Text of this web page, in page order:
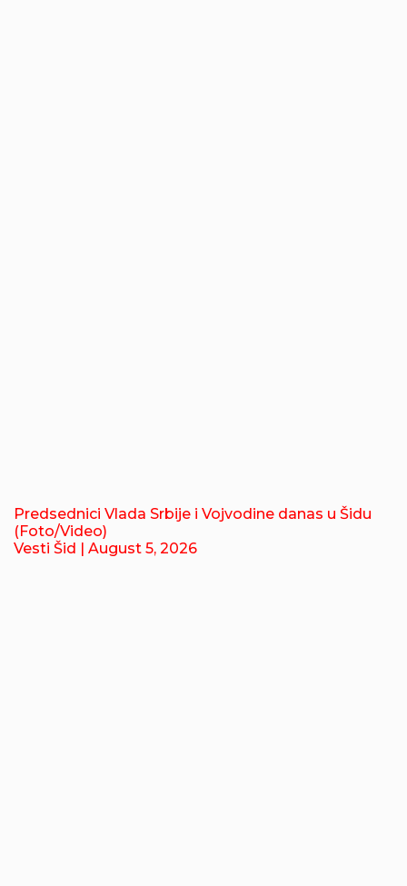
Predsednici Vlada Srbije i Vojvodine danas u Šidu
(Foto/Video)
Vesti Šid | August 5, 2026